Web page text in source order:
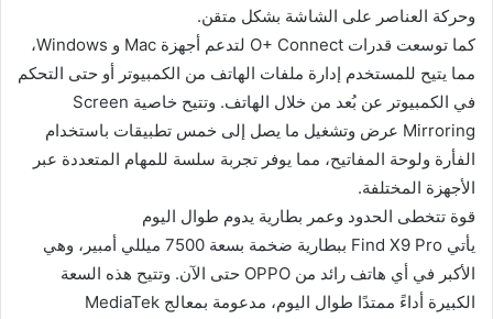
وحركة العناصر على الشاشة بشكل متقن.
كما توسعت قدرات O+ Connect لتدعم أجهزة Mac و Windows،
مما يتيح للمستخدم إدارة ملفات الهاتف من الكمبيوتر أو حتى التحكم
في الكمبيوتر عن بُعد من خلال الهاتف. وتتيح خاصية Screen
Mirroring عرض وتشغيل ما يصل إلى خمس تطبيقات باستخدام
الفأرة ولوحة المفاتيح، مما يوفر تجربة سلسة للمهام المتعددة عبر
الأجهزة المختلفة.
قوة تتخطى الحدود وعمر بطارية يدوم طوال اليوم
يأتي Find X9 Pro ببطارية ضخمة بسعة 7500 ميللي أمبير، وهي
الأكبر في أي هاتف رائد من OPPO حتى الآن. وتتيح هذه السعة
الكبيرة أداءً ممتدًا طوال اليوم، مدعومة بمعالج MediaTek